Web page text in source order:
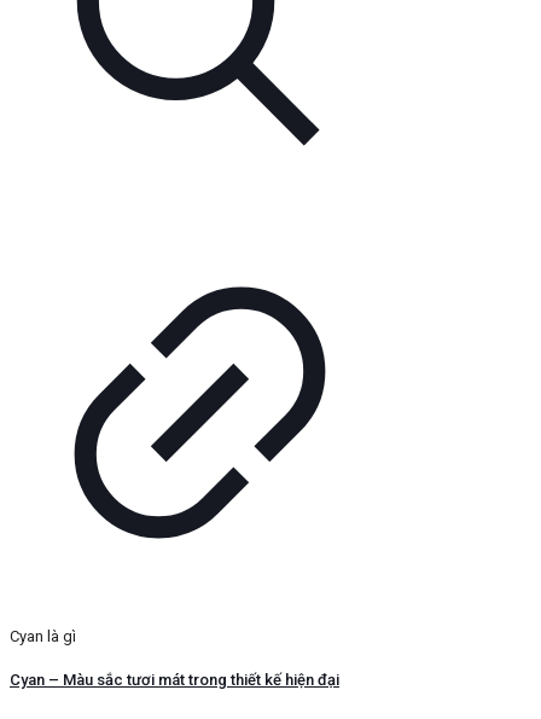
Cyan là gì
Cyan – Màu sắc tươi mát trong thiết kế hiện đại